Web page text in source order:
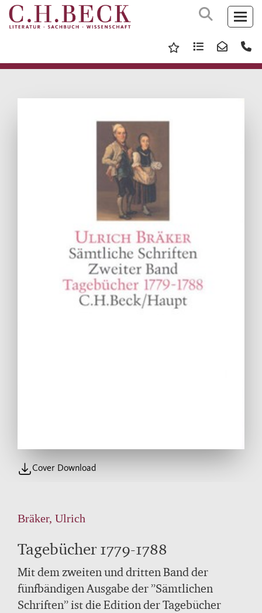
Cover Download
Bräker, Ulrich
Tagebücher 1779-1788
Mit dem zweiten und dritten Band der
fünfbändigen Ausgabe der ”Sämtlichen
Schriften” ist die Edition der Tagebücher